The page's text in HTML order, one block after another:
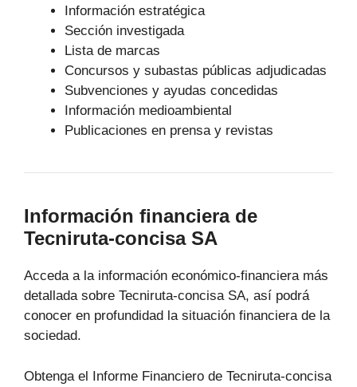
Información estratégica
Sección investigada
Lista de marcas
Concursos y subastas públicas adjudicadas
Subvenciones y ayudas concedidas
Información medioambiental
Publicaciones en prensa y revistas
Información financiera de
Tecniruta-concisa SA
Acceda a la información económico-financiera más
detallada sobre Tecniruta-concisa SA, así podrá
conocer en profundidad la situación financiera de la
sociedad.
Obtenga el Informe Financiero de Tecniruta-concisa